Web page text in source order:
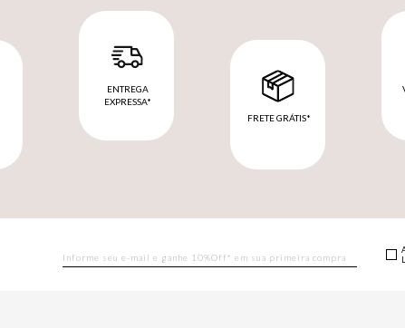
ENTREGA
EXPRESSA*
FRETE GRÁTIS*